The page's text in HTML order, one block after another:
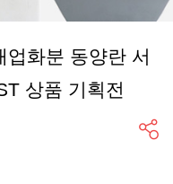
업화분 동양란 서
상품 기획전